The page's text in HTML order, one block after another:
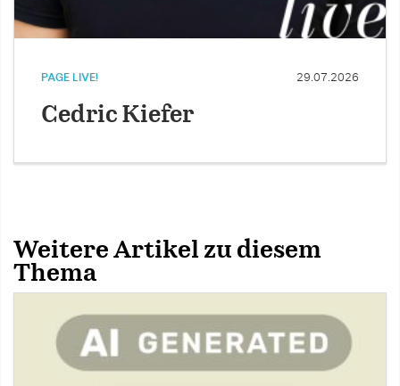
PAGE LIVE! 29.07.2026
Cedric Kiefer
Weitere Artikel zu diesem
Thema